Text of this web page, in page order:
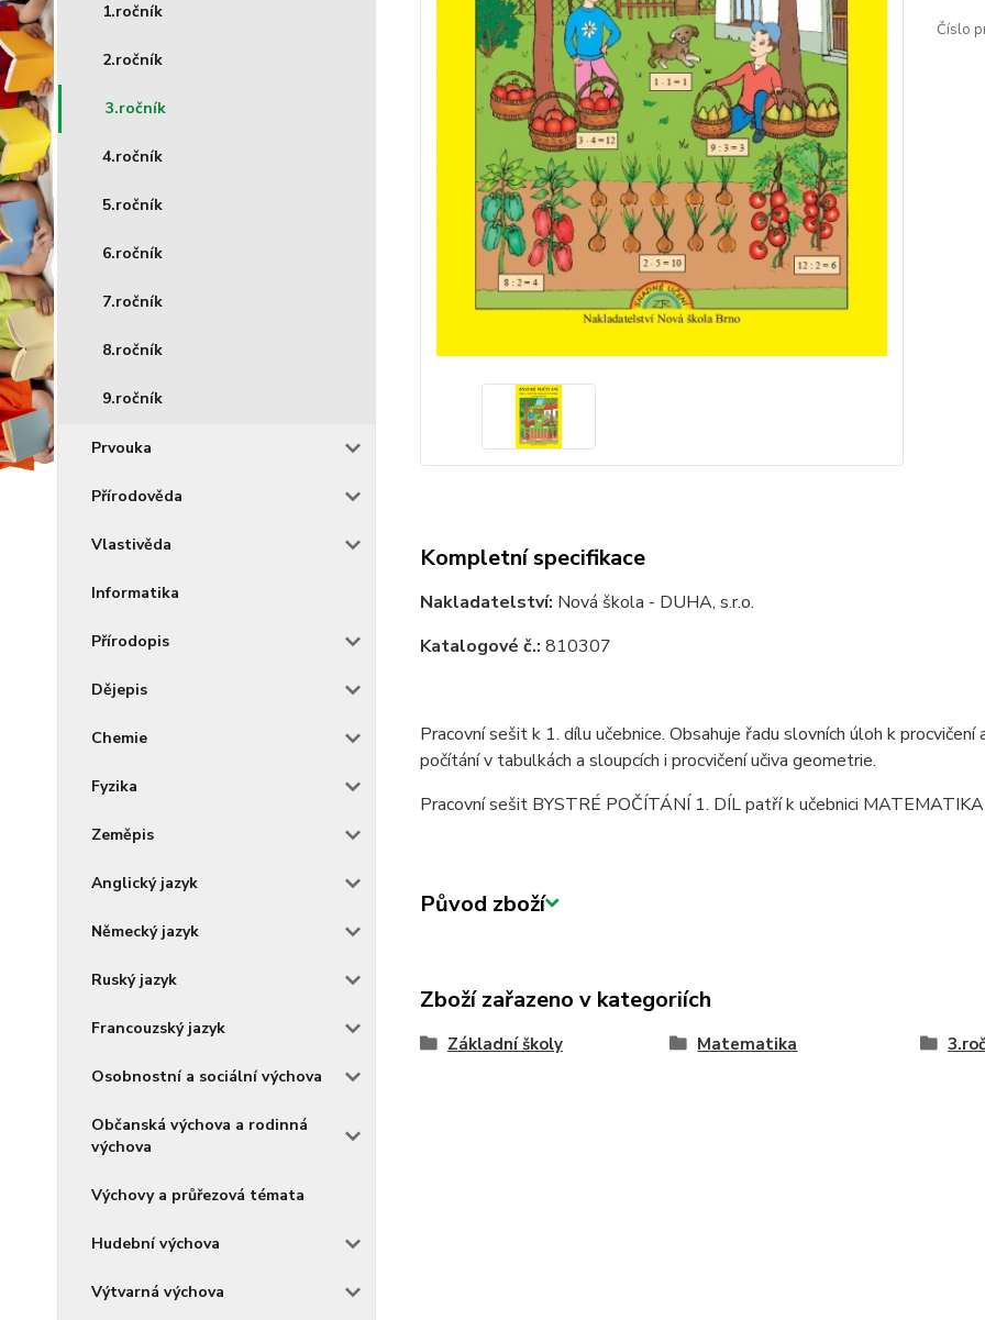
1.ročník
2.ročník
3.ročník
4.ročník
5.ročník
6.ročník
7.ročník
8.ročník
9.ročník
Prvouka
Přírodověda
Vlastivěda
Informatika
Přírodopis
Dějepis
Chemie
Fyzika
Zeměpis
Anglický jazyk
Německý jazyk
Ruský jazyk
Francouzský jazyk
Osobnostní a sociální výchova
Občanská výchova a rodinná
výchova
Výchovy a průřezová témata
Hudební výchova
Výtvarná výchova
Číslo
Kompletní specifikace
Nakladatelství: Nová škola - DUHA, s.r.o.
Katalogové č.: 810307
Pracovní sešit k 1. dílu učebnice. Obsahuje řadu slovních úloh k
počítání v tabulkách a sloupcích i procvičení učiva geometrie.
Pracovní sešit BYSTRÉ POČÍTÁNÍ 1. DÍL patří k učebnici
Původ zboží
Zboží zařazeno v kategoriích
Základní školy Matematika